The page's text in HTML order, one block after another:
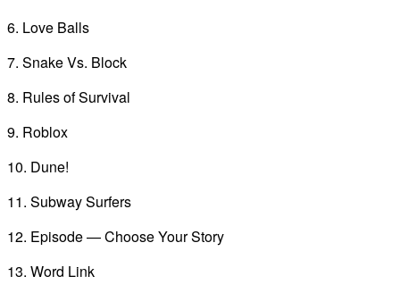
6. Love Balls
7. Snake Vs. Block
8. Rules of Survival
9. Roblox
10. Dune!
11. Subway Surfers
12. Episode — Choose Your Story
13. Word Link